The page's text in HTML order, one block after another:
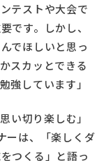
テストや大会で
です。しかし、
でほしいと思っ
スカッとできる
強しています」
い切り楽しむ」
ーは、「楽しくダ
つくる」と語っ